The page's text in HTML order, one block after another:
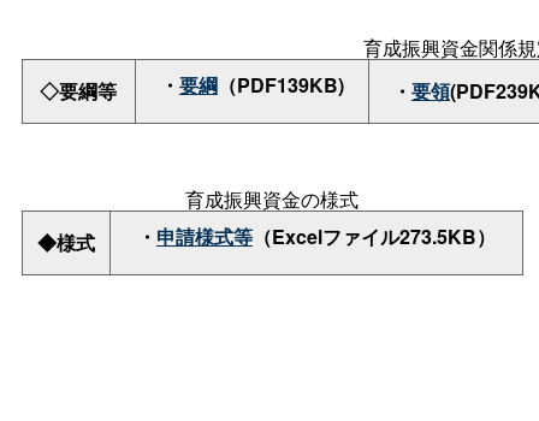
育成振興資金関係
◇要綱等
・ 要綱（PDF139KB) ・ 要領
育成振興資金の様式
◆様式
・ 申請様式等（Excelファイル273.5KB）